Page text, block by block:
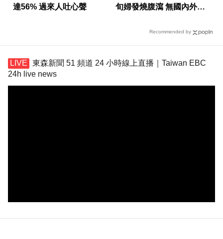
達56% 過來人吐心聲
旬婦發燒腹瀉 無國內外旅
Recommended by
東森新聞 51 頻道 24 小時線上直播｜Taiwan EBC
24h live news